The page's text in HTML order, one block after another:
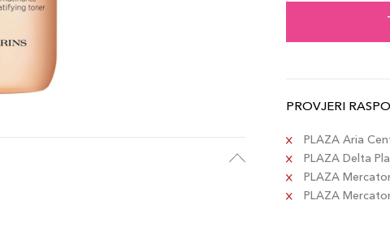
PROVJERI
PLAZA Aria
PLAZA Delta
PLAZA
PLAZA